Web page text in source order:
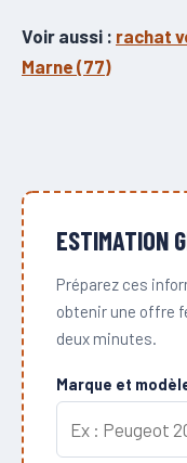
Voir aussi : rachat
Marne (77)
ESTIMATION
Préparez ces
obtenir une offre
deux minutes.
Marque et